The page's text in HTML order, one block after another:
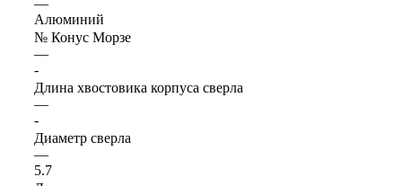
—
Алюминий
№ Конус Морзе
—
-
Длина хвостовика корпуса сверла
—
-
Диаметр сверла
—
5.7